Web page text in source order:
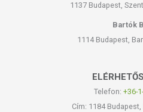
1137 Budapest,
Bartók
1114 Budapest,
Telefon: +36-
Cím: 1184